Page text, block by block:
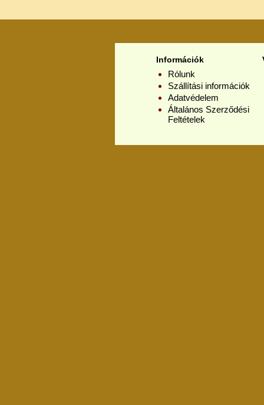
Információk
Rólunk
Szállítási információk
Adatvédelem
Általános Szerződési
Feltételek